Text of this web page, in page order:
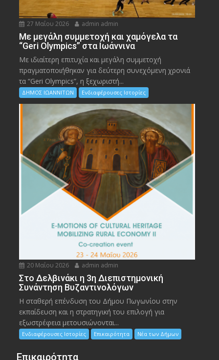
27 Μαΐου 2026 admin admin
Με μεγάλη συμμετοχή και χαμόγελα τα
“Geri Olympics” στα Ιωάννινα
Με ιδιαίτερη επιτυχία και μεγάλη συμμετοχή
πραγματοποιήθηκαν για δεύτερη συνεχόμενη χρονιά
τα “Geri Olympics”, η ξεχωριστή...
ΔΗΜΟΣ ΙΩΑΝΝΙΤΩΝ Ενδιαφέρουσες Ιστορίες
20 Μαΐου 2026 admin admin
Στο Δελβινάκι η 3η Διεπιστημονική
Συνάντηση Βυζαντινολόγων
Η σταθερή επένδυση του Δήμου Πωγωνίου στην
εκπαίδευση και η στρατηγική του επιλογή για
εξωστρέφεια μετουσιώνονται...
Ενδιαφέρουσες Ιστορίες Επικαιρότητα Νέα των Δήμων
Επικαιρότητα